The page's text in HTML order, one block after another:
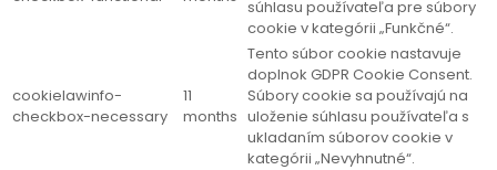
súhlasu používateľa pre súbory
cookie v kategórii „Funkčné“.
cookielawinfo-
checkbox-necessary
11
months
Tento súbor cookie nastavuje
doplnok GDPR Cookie Consent.
Súbory cookie sa používajú na
uloženie súhlasu používateľa s
ukladaním súborov cookie v
kategórii „Nevyhnutné“.